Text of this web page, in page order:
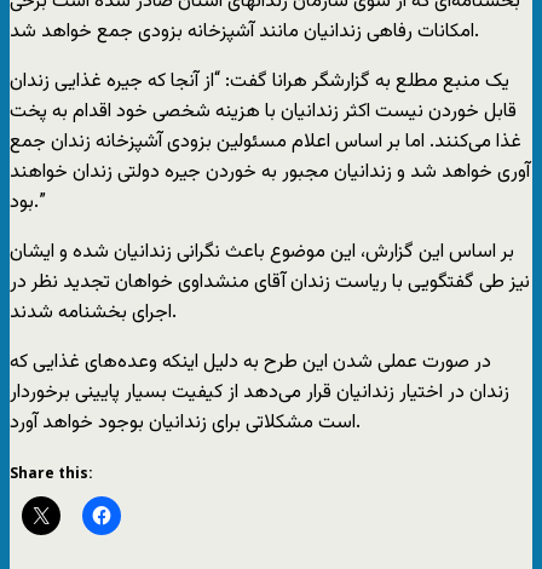
امکانات رفاهی زندانیان مانند آشپزخانه بزودی جمع خواهد شد.
یک منبع مطلع به گزارشگر هرانا گفت: “از آنجا که جیره غذایی زندان
قابل خوردن نیست اکثر زندانیان با هزینه شخصی خود اقدام به پخت
غذا می‌کنند. اما بر اساس اعلام مسئولین بزودی آشپزخانه زندان جمع
آوری خواهد شد و زندانیان مجبور به خوردن جیره دولتی زندان خواهند
بود.”
بر اساس این گزارش، این موضوع باعث نگرانی زندانیان شده و ایشان
نیز طی گفتگویی با ریاست زندان آقای منشداوی خواهان تجدید نظر در
اجرای بخشنامه شدند.
در صورت عملی شدن این طرح به دلیل اینکه وعده‌های غذایی که
زندان در اختیار زندانیان قرار می‌دهد از کیفیت بسیار پایینی برخوردار
است مشکلاتی برای زندانیان بوجود خواهد آورد.
Share this: